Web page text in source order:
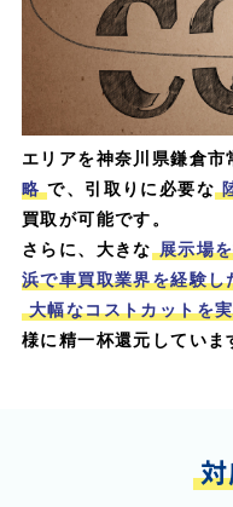
エリアを神奈川県鎌倉市
略 で、引取りに必要な
買取が可能です。
さらに、大きな 展示場
浜で車買取業界を経験
大幅なコストカットを
様に精一杯還元していま